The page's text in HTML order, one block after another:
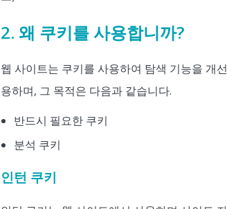
2. 왜 쿠키를 사용합니까?
웹 사이트는 쿠키를 사용하여 탐색 기능을
용하며, 그 목적은 다음과 같습니다.
반드시 필요한 쿠키
분석 쿠키
인턴 쿠키